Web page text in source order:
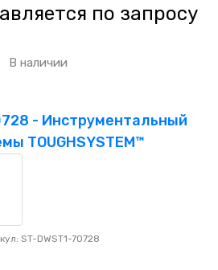
по запросу
В наличии
- Инструментальный
TOUGHSYSTEM™
ST-DWST1-70728